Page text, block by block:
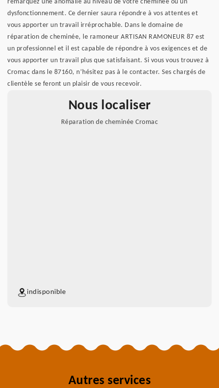
remarquez une anomalie au niveau de votre cheminée ou un
dysfonctionnement. Ce dernier saura répondre à vos attentes et
vous apporter un travail irréprochable. Dans le domaine de
réparation de cheminée, le ramoneur ARTISAN RAMONEUR 87 est
un professionnel et il est capable de répondre à vos exigences et de
vous apporter un travail plus que satisfaisant. Si vous vous trouvez à
Cromac dans le 87160, n’hésitez pas à le contacter. Ses chargés de
clientèle se feront un plaisir de vous recevoir.
Nous localiser
Réparation de cheminée Cromac
indisponible
Autres services